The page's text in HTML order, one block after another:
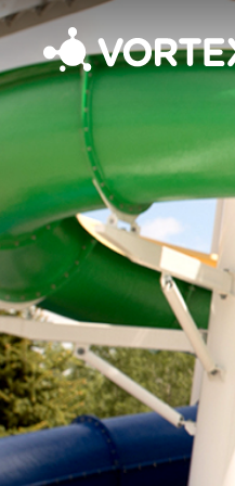
Vortex